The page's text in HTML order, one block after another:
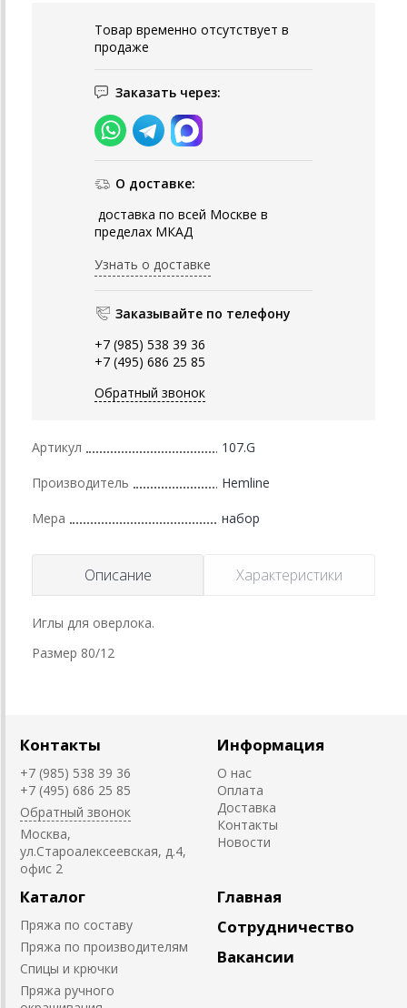
Товар временно отсутствует в
продаже
Заказать через:
О доставке:
доставка по всей Москве в
пределах МКАД
Узнать о доставке
Заказывайте по телефону
+7 (985) 538 39 36
+7 (495) 686 25 85
Обратный звонок
Артикул 107.G
Производитель Hemline
Мера набор
Описание Характеристики
Иглы для оверлока.
Размер 80/12
Контакты
+7 (985) 538 39 36
+7 (495) 686 25 85
Обратный звонок
Москва,
ул.Староалексеевская, д.4,
офис 2
Информация
О нас
Оплата
Доставка
Контакты
Новости
Каталог
Пряжа по составу
Пряжа по производителям
Спицы и крючки
Пряжа ручного
Главная
Сотрудничество
Вакансии